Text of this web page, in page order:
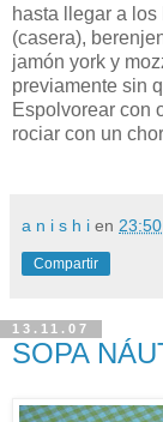
hasta llegar a
(casera),
jamón york y
previamente sin
Espolvorear con
rociar con un
a n i s h i en 23:50
Compartir
13.11.07
SOPA